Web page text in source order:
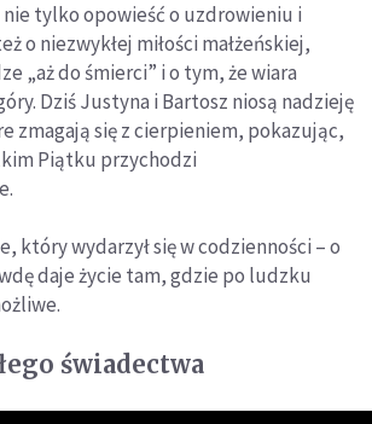
tylko opowieść o uzdrowieniu i
o niezwykłej miłości małżeńskiej,
„aż do śmierci” i o tym, że wiara
Dziś Justyna i Bartosz niosą nadzieję
zmagają się z cierpieniem, pokazując,
Piątku przychodzi
który wydarzył się w codzienności – o
daje życie tam, gdzie po ludzku
świadectwa